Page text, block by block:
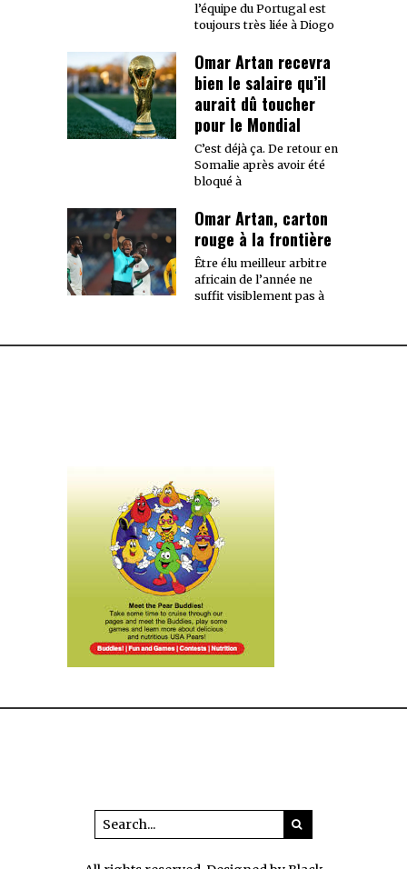
l’équipe du Portugal est
toujours très liée à Diogo
Omar Artan recevra
bien le salaire qu’il
aurait dû toucher
pour le Mondial
C’est déjà ça. De retour en
Somalie après avoir été
bloqué à
Omar Artan, carton
rouge à la frontière
Être élu meilleur arbitre
africain de l’année ne
suffit visiblement pas à